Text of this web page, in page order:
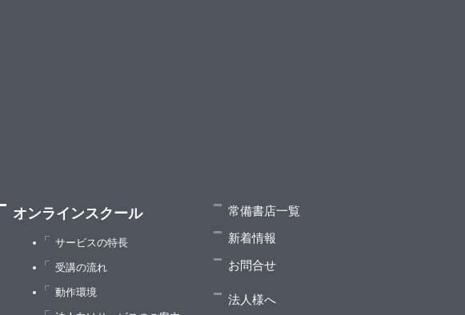
オンラインスクール
サービスの特長
受講の流れ
動作環境
常備書店一覧
新着情報
お問合せ
法人様へ